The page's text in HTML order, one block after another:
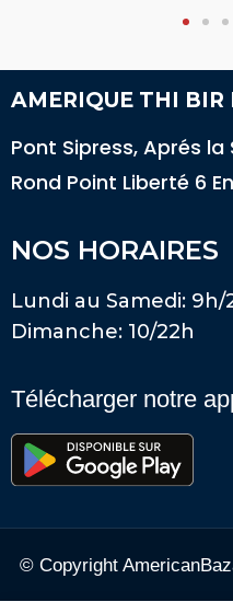
AMERIQUE THI BIR
Pont Sipress, Aprés
Rond Point Liberté 6
NOS HORAIRES
Lundi au Samedi: 9h/
Dimanche: 10/22h
Télécharger notre
© Copyright